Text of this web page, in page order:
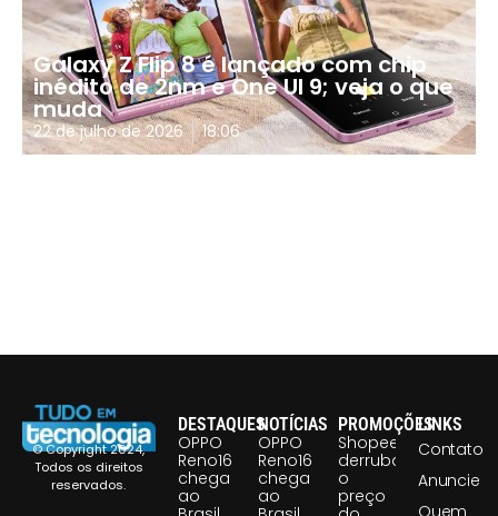
Galaxy Z Flip 8 é lançado com chip
inédito de 2nm e One UI 9; veja o que
muda
22 de julho de 2026 18:06
© Copyright 2024,
Todos os direitos
reservados.
DESTAQUES
OPPO
Reno16
chega
ao
NOTÍCIAS
OPPO
Reno16
chega
ao
PROMOÇÕES
Shopee
derruba
o
preço
LINKS
Contato
Anuncie